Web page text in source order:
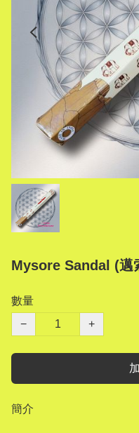
Mysore Sandal (邁
數量
−
+
簡介